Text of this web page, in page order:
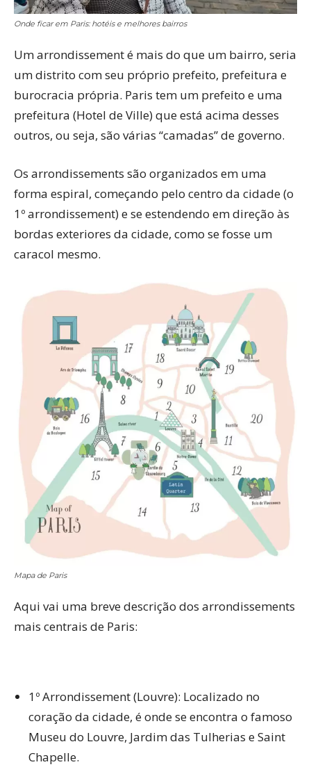
Onde ficar em Paris: hotéis e melhores bairros
Um arrondissement é mais do que um bairro, seria
um distrito com seu próprio prefeito, prefeitura e
burocracia própria. Paris tem um prefeito e uma
prefeitura (Hotel de Ville) que está acima desses
outros, ou seja, são várias “camadas” de governo.
Os arrondissements são organizados em uma
forma espiral, começando pelo centro da cidade (o
1º arrondissement) e se estendendo em direção às
bordas exteriores da cidade, como se fosse um
caracol mesmo.
Mapa de Paris
Aqui vai uma breve descrição dos arrondissements
mais centrais de Paris:
1º Arrondissement (Louvre): Localizado no
coração da cidade, é onde se encontra o famoso
Museu do Louvre, Jardim das Tulherias e Saint
Chapelle.